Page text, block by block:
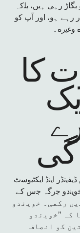
رﮨﯽ ﮨیں، ﺑﻠکہ
رﮨﮯ ﮨو، اور آپ ﮐو
وﻏﯾره۔
ﮐﺎ
ﮔﯽ
اﯾﻧڈ اﯾﮑﭨﯾوﺳٹ
ﺧوﯾﻧدو ﺟرگہ ﺟس ﮐﮯ
ﮨﮯ ﺑﮩﻧوں ﮐﺎ ﺟرگہ ﮐﯽ ﺑﻧﯾﺎد 2010 ﻣﯾں رﮐﮭﯽ۔ ﺧوﯾﻧدو
ﮐہ ”ﺧوﯾﻧدو
ﮐو اﻧﺻﺎف